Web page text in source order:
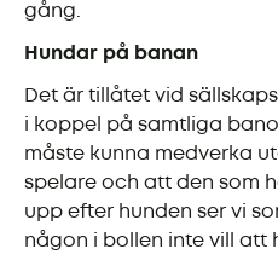
gång.
Hundar på banan
Det är tillåtet vid
i koppel på samtliga
måste kunna medverka
spelare och att den som
upp efter hunden ser vi
någon i bollen inte vill att